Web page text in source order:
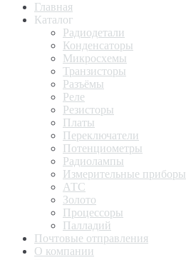
Главная
Каталог
Радиодетали
Конденсаторы
Микросхемы
Транзисторы
Разъёмы
Реле
Резисторы
Платы
Переключатели
Потенциометры
Радиолампы
Измерительные приборы
АТС
Золото
Процессоры
Палладий
Почтовые отправления
О компании